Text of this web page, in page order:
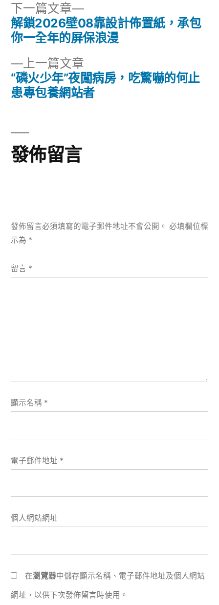
文
導
覽
上一篇文章
一
篇
“磷火少年”夜闖病房，吃驚嚇的何止
患專包養網站者
下一篇文章
下
一
篇
解鎖2026壁08靠設計佈置紙，承包
你一全年的屏保浪漫
發佈留言
發佈留言必須填寫的電子郵件地址不會公開。 必填欄位標
示為 *
留言 *
顯示名稱 *
電子郵件地址 *
個人網站網址
在瀏覽器中儲存顯示名稱、電子郵件地址及個人網站
網址，以供下次發佈留言時使用。